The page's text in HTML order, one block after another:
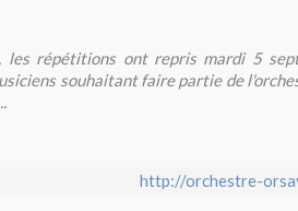
les répétitions ont repris mardi 5
souhaitant faire partie de
http://orchestre-